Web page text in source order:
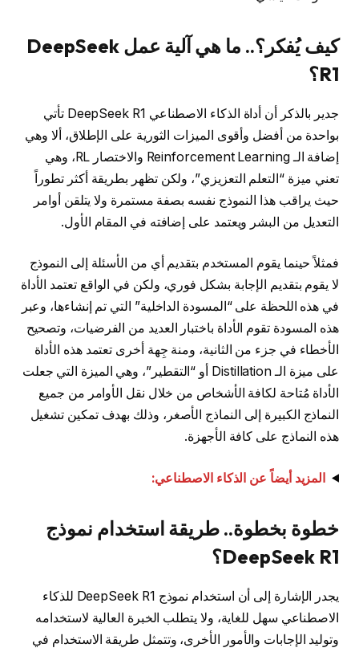
كيف يُفكر؟.. ما هي آلية عمل DeepSeek
R1؟
جدير بالذكر أن أداة الذكاء الاصطناعي DeepSeek R1 تأتي
بواحدة من أفضل وأقوى الميزات الثورية على الإطلاق، ألا وهي
إضافة الـ Reinforcement Learning والاختصار RL، وهي
تعني ميزة “التعلم التعزيزي”، ولكن تظهر بطريقة أكثر تطوراً
حيث يراقب هذا النموذج نفسه بصفة مستمرة ولا يتلقن أوامر
التعديل من البشر ويعتمد على إضافته في المقام الأول.
فمثلاً حينما يقوم المستخدم بتقديم أي من الأسئلة إلى النموذج
لا يقوم بتقديم الإجابة بشكل فوري، ولكن في الواقع تعتمد الأداة
في هذه اللحظة على “المسودة الداخلية” التي تم إنشاءها، وعبر
هذه المسودة تقوم الأداة باختبار العديد من الفرضيات، وتصحيح
الأخطاء في جزء من الثانية، ومنة جِهة أخرى تعتمد هذه الأداة
على ميزة الـ Distillation أو “التقطير”، وهي الميزة التي جعلت
الأداة مُتاحة لكافة الأشخاص من خلال نقل الأوامر من جميع
النماذج الكبيرة إلى النماذج الأصغر، وذلك بهدف تمكين تشغيل
هذه النماذج على كافة الأجهزة.
المزيد أيضاً عن الذكاء الاصطناعي:
خطوة بخطوة.. طريقة استخدام نموذج
DeepSeek R1؟
يجدر الإشارة إلى أن استخدام نموذج DeepSeek R1 للذكاء
الاصطناعي سهل للغاية، ولا يتطلب الخبرة العالية لاستخدامه
وتوليد الإجابات والأمور الأخرى، وتتمثل طريقة الاستخدام في